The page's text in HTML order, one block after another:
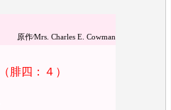
原作∕Mrs. Charles E. Cowman
（腓四：４）